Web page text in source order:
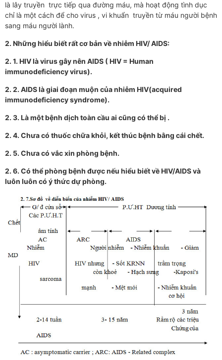
là lây truyền trực tiếp qua đư­ờng máu, mà hoạt động tình dục
chỉ là một cách để cho virus , vi khuẩn truyền từ máu ngư­ời bệnh
sang máu ng­ười lành.
2. Những hiểu biết rất cơ bản về nhiễm HIV/ AIDS:
2. 1. HIV là virus gây nên AIDS ( HIV = Human
immunodeficiency virus).
2. 2. AIDS là giai đoạn muộn của nhiễm HIV(acquired
immunodeficiency syndrome).
2. 3. Là một bệnh dịch toàn cầu ai cũng có thể bị .
2. 4. Chưa có thuốc chữa khỏi, kết thúc bệnh bằng cái chết.
2. 5. Ch­ưa có vắc xin phòng bệnh.
2. 6. Có thể phòng bệnh đ­ược nếu hiểu biết về HIV/AIDS và
luôn luôn có ý thức dự phòng.